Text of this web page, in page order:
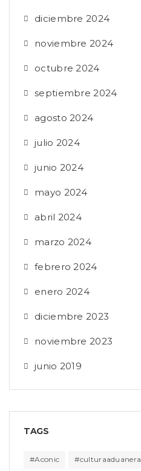
diciembre 2024
noviembre 2024
octubre 2024
septiembre 2024
agosto 2024
julio 2024
junio 2024
mayo 2024
abril 2024
marzo 2024
febrero 2024
enero 2024
diciembre 2023
noviembre 2023
junio 2019
TAGS
#Aconic #culturaaduanera